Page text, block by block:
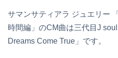
サマンサティアラ ジュエリー
時間編」のCM曲は三代目J
Dreams Come True」です。